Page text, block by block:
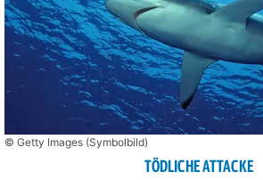
© Getty Images (Symbolbild)
TÖDLICHE ATTACKE